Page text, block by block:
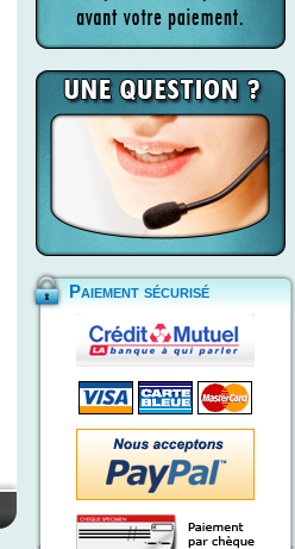
Paiement sécurisé